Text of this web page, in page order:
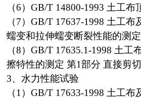
（6）GB/T 14800-1993 土工
（7）GB/T 17637-1998 土工
蠕变和拉伸蠕变断裂性能的测定
（8）GB/T 17635.1-1998 土工
擦特性的测定 第1部分 直接剪切
3、水力性能试验
（1）GB/T 17633-1998 土工